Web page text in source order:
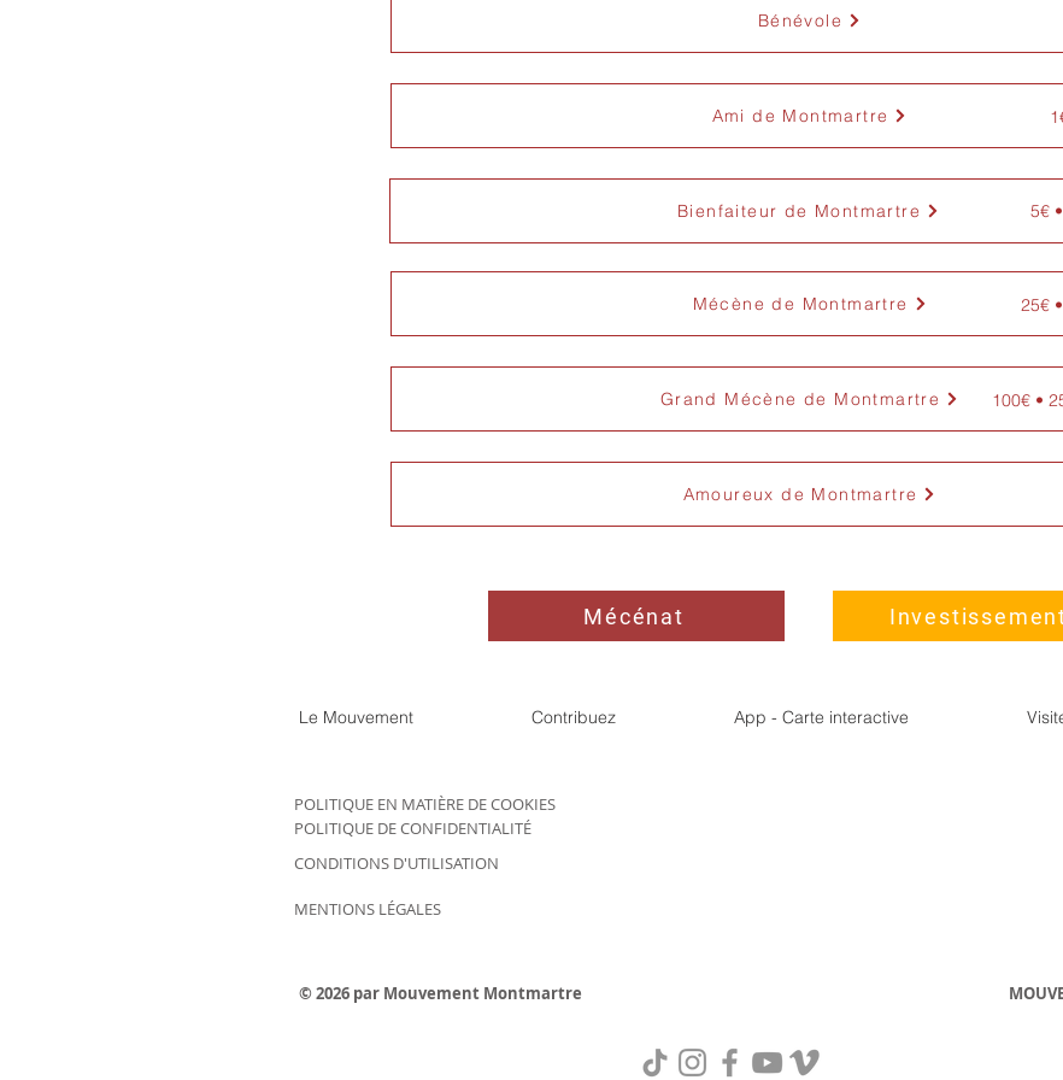
Bénévole
Ami de Montmartre
Bienfaiteur de Montmartre 5€
Mécène de Montmartre 25€
Grand Mécène de Montmartre 100€ •
Amoureux de Montmartre
Mécénat
Le Mouvement Contribuez App - Carte interactive
POLITIQUE EN MATIÈRE DE COOKIES
POLITIQUE DE CONFIDENTIALITÉ
CONDITIONS D'UTILISATION
MENTIONS LÉGALES
© 2026 par Mouvement Montmartre